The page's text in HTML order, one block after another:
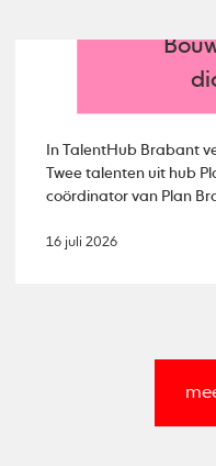
In TalentHub Brabant
Twee talenten uit hub
coördinator van Plan
16 juli 2026